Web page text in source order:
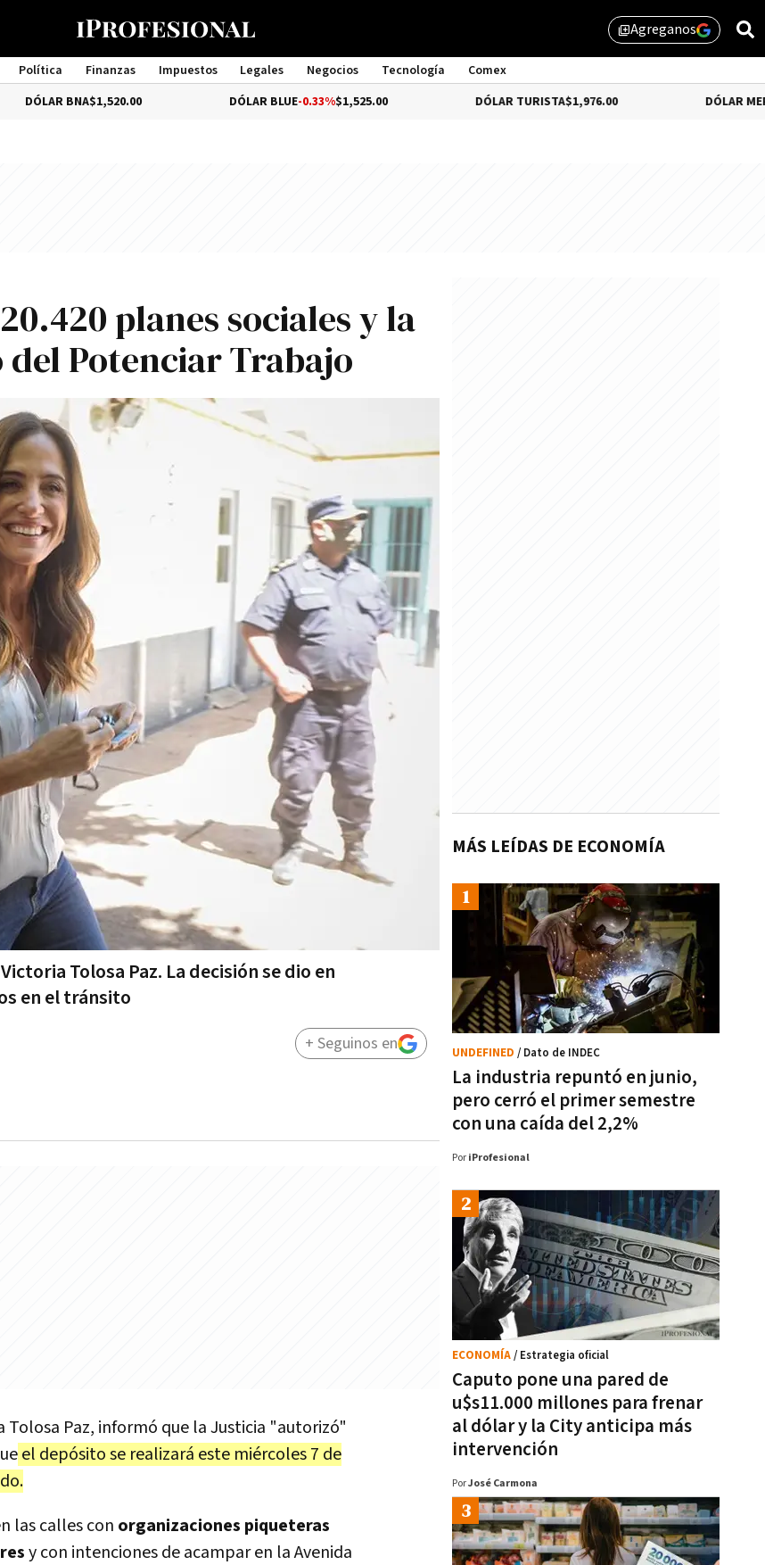
library_addAgreganos
Política Finanzas Impuestos Legales Negocios Tecnología
Comex
Management
BNA$1,520.00 DÓLAR BLUE-0.33%$1,525.00 DÓLAR TURISTA$1,976.00 DÓLAR MEP-3.28%
planes sociales y la
Potenciar Trabajo
Tolosa Paz. La decisión se dio en
en el tránsito
+ Seguinos en
Paz, informó que la Justicia "autorizó"
el depósito se realizará este miércoles 7 de
las calles con organizaciones piqueteras
y con intenciones de acampar en la Avenida
MÁS LEÍDAS DE ECONOMÍA
La industria repuntó en junio,
pero cerró el primer semestre
con una caída del 2,2%
UNDEFINED / Dato de INDEC
Por iProfesional
Caputo pone una pared de
u$s11.000 millones para frenar
al dólar y la City anticipa más
intervención
ECONOMÍA/ Estrategia oficial
PorJosé Carmona